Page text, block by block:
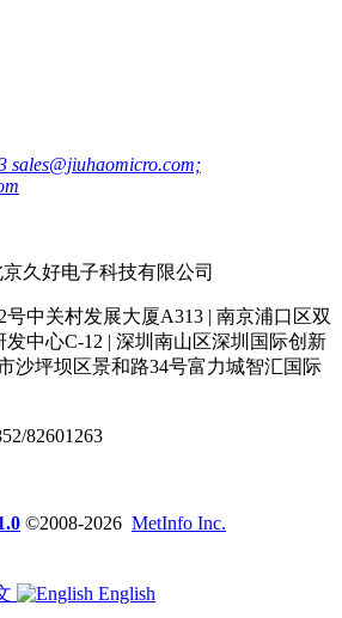
sales@jiuhaomicro.com;
久好电子科技有限公司
中关村发展大厦A313 | 南京浦口区双
中心C-12 | 深圳南山区深圳国际创新
沙坪坝区景和路34号富力城智汇国际
82601263
©2008-2026 MetInfo Inc.
English